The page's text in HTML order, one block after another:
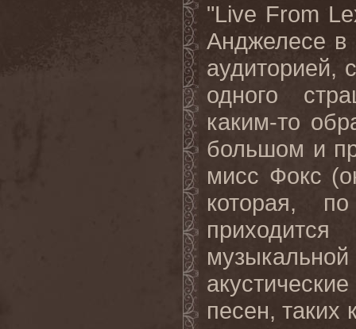
"Live From
Анджелесе в
аудиторией,
одного
каким-то
большом и
мисс Фокс
которая,
песен, таких